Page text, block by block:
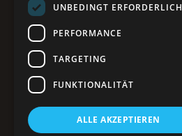
POIs entdecken
Interaktive Karte
Reiseblog
Reiseinfos & Tipps
Impressum
UNBEDINGT ERFORDERLICH
PERFORMANCE
TARGETING
FUNKTIONALITÄT
ALLE AKZEPTIEREN